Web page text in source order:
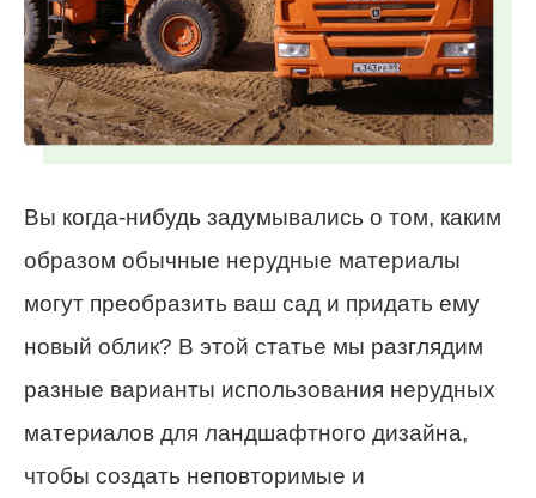
Вы когда-нибудь задумывались о том, каким
образом обычные нерудные материалы
могут преобразить ваш сад и придать ему
новый облик? В этой статье мы разглядим
разные варианты использования нерудных
материалов для ландшафтного дизайна,
чтобы создать неповторимые и